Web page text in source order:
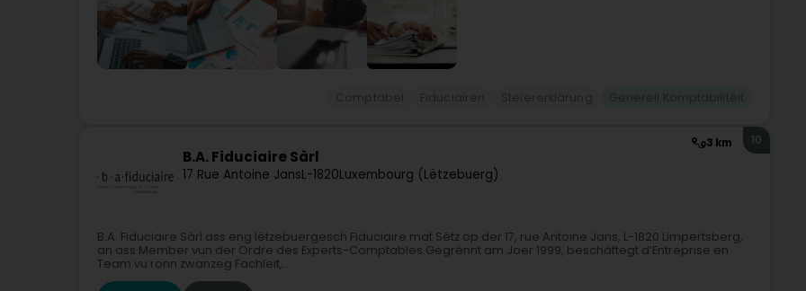
3 km
B.A. Fiduciaire Sàrl
17 Rue Antoine JansL-1820Luxembourg (Lëtzebuerg)
10
B.A. Fiduciaire Sàrl ass eng lëtzebuergesch Fiduciaire mat Sëtz op der 17, rue Antoine Jans, L-1820 Limpertsberg,
an ass Member vun der Ordre des Experts-Comptables.Gegrënnt am Joer 1999, beschäftegt d’Entreprise en
Team vu ronn zwanzeg Fachleit,...